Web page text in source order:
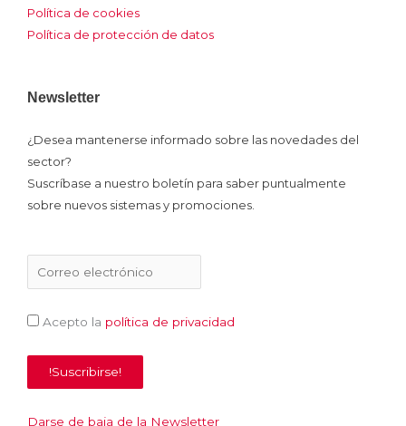
Política de cookies
Política de protección de datos
Newsletter
¿Desea mantenerse informado sobre las novedades del
sector?
Suscríbase a nuestro boletín para saber puntualmente
sobre nuevos sistemas y promociones.
Acepto la política de privacidad
Darse de baja de la Newsletter